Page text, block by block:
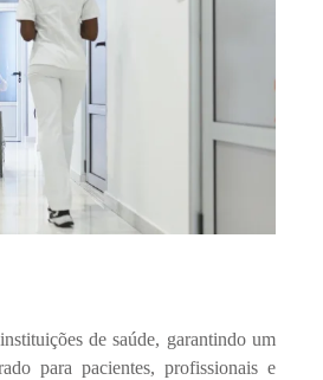
instituições de saúde, garantindo um
para pacientes, profissionais e